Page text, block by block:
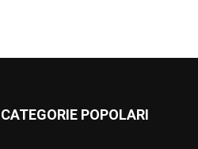
CATEGORIE POPOLARI